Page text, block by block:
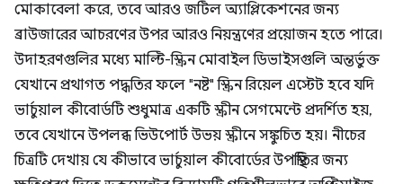
মোকাবেলা করে, তবে আরও জটিল অ্যাপ্লিকেশনের জন্য
ব্রাউজারের আচরণের উপর আরও নিয়ন্ত্রণের প্রয়োজন হতে পারে।
উদাহরণগুলির মধ্যে মাল্টি-স্ক্রিন মোবাইল ডিভাইসগুলি অন্তর্ভুক্ত
যেখানে প্রথাগত পদ্ধতির ফলে "নষ্ট" স্ক্রিন রিয়েল এস্টেট হবে যদি
ভার্চুয়াল কীবোর্ডটি শুধুমাত্র একটি স্ক্রীন সেগমেন্টে প্রদর্শিত হয়,
তবে যেখানে উপলব্ধ ভিউপোর্ট উভয় স্ক্রীনে সঙ্কুচিত হয়। নীচের
চিত্রটি দেখায় যে কীভাবে ভার্চুয়াল কীবোর্ডের উপস্থিতির জন্য